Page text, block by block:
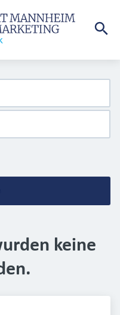
keine